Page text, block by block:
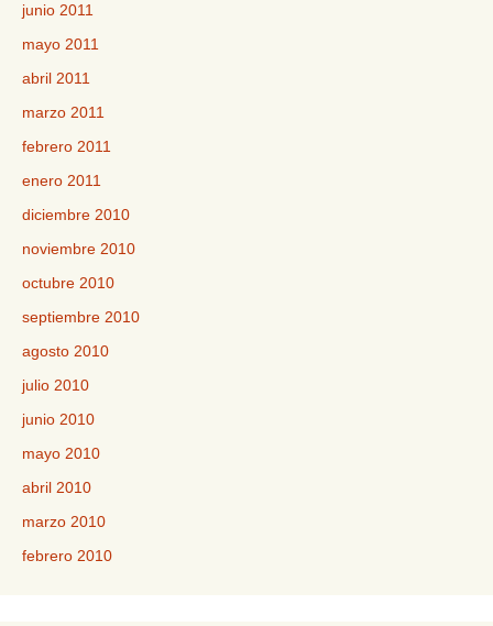
junio 2011
mayo 2011
abril 2011
marzo 2011
febrero 2011
enero 2011
diciembre 2010
noviembre 2010
octubre 2010
septiembre 2010
agosto 2010
julio 2010
junio 2010
mayo 2010
abril 2010
marzo 2010
febrero 2010